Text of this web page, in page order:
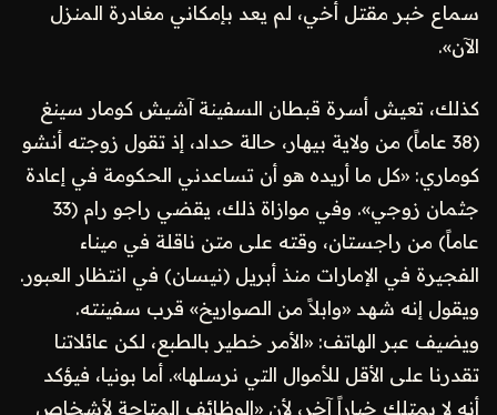
سماع خبر مقتل أخي، لم يعد بإمكاني مغادرة المنزل
الآن».
كذلك، تعيش أسرة قبطان السفينة آشيش كومار سينغ
(38 عاماً) من ولاية بيهار، حالة حداد، إذ تقول زوجته أنشو
كوماري: «كل ما أريده هو أن تساعدني الحكومة في إعادة
جثمان زوجي». وفي موازاة ذلك، يقضي راجو رام (33
عاماً) من راجستان، وقته على متن ناقلة في ميناء
الفجيرة في الإمارات منذ أبريل (نيسان) في انتظار العبور.
ويقول إنه شهد «وابلاً من الصواريخ» قرب سفينته.
ويضيف عبر الهاتف: «الأمر خطير بالطبع، لكن عائلاتنا
تقدرنا على الأقل للأموال التي نرسلها». أما بونيا، فيؤكد
أنه لا يمتلك خياراً آخر، لأن «الوظائف المتاحة لأشخاص